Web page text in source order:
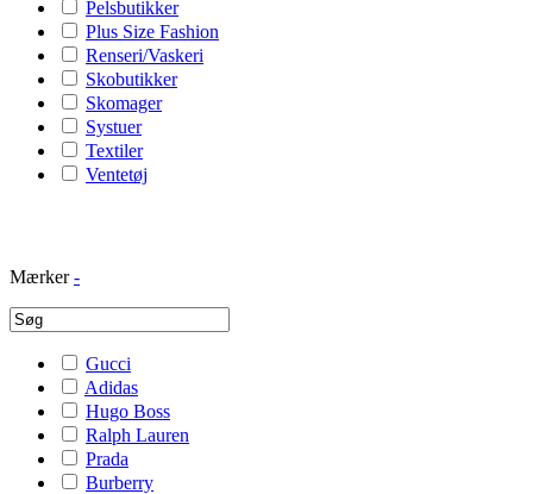
Pelsbutikker
Plus Size Fashion
Renseri/Vaskeri
Skobutikker
Skomager
Systuer
Textiler
Ventetøj
Mærker -
Gucci
Adidas
Hugo Boss
Ralph Lauren
Prada
Burberry